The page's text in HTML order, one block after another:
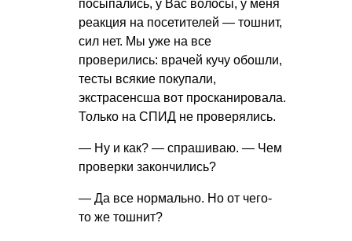
посыпались, у Вас волосы, у меня
реакция на посетителей — тошнит,
сил нет. Мы уже на все
проверились: врачей кучу обошли,
тесты всякие покупали,
экстрасенсша вот просканировала.
Только на СПИД не проверялись.
— Ну и как? — спрашиваю. — Чем
проверки закончились?
— Да все нормально. Но от чего-
то же тошнит?